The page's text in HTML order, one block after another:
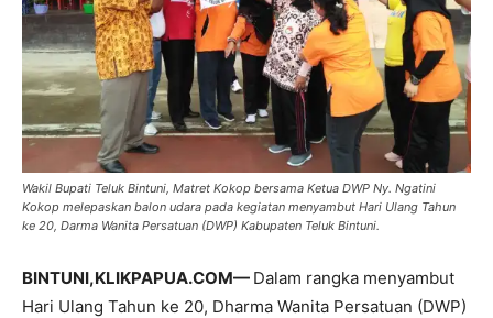
Wakil Bupati Teluk Bintuni, Matret Kokop bersama Ketua DWP Ny. Ngatini
Kokop melepaskan balon udara pada kegiatan menyambut Hari Ulang Tahun
ke 20, Darma Wanita Persatuan (DWP) Kabupaten Teluk Bintuni.
BINTUNI,KLIKPAPUA.COM— Dalam rangka menyambut
Hari Ulang Tahun ke 20, Dharma Wanita Persatuan (DWP)